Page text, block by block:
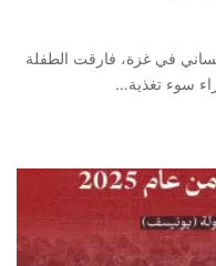
في غزة، فارقت الطفلة
سوء تغذية…